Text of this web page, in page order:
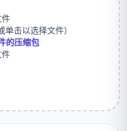
击以选择文件）
的压缩包
件